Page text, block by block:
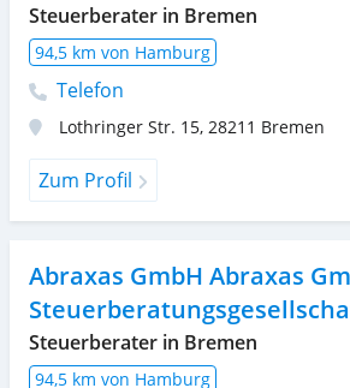
Steuerberater in Bremen
94,5 km von Hamburg
Telefon
Lothringer Str. 15, 28211 Bremen
Zum Profil
Abraxas GmbH Abraxas
Steuerberater in Bremen
94,5 km von Hamburg